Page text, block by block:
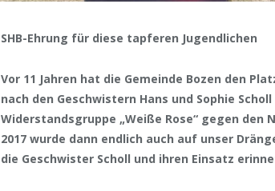
SHB-Ehrung für diese tapferen Jugendlichen
Vor 11 Jahren hat die Gemeinde Bozen den
nach den Geschwistern Hans und Sophie
Widerstandsgruppe „Weiße Rose“ gegen
2017 wurde dann endlich auch auf unser
die Geschwister Scholl und ihren Einsatz